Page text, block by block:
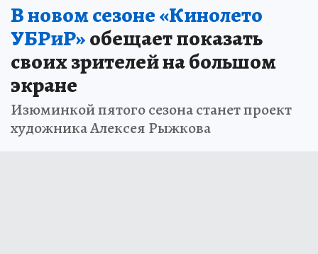
В новом сезоне «Кинолето
УБРиР»обещает показать
своих зрителей на большом
экране
Изюминкой пятого сезона станет проект
художника Алексея Рыжкова